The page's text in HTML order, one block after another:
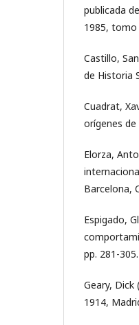
publicada
1985, tomo
Castillo,
de Historia
Cuadrat,
orígenes de
Elorza,
Barcelona,
Espigado,
pp. 281-305.
Geary,
1914,